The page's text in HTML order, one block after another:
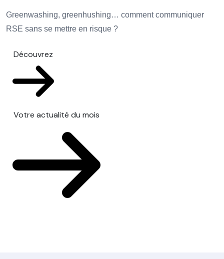
Greenwashing, greenhushing… comment communiquer
RSE sans se mettre en risque ?
Découvrez
Votre actualité du mois